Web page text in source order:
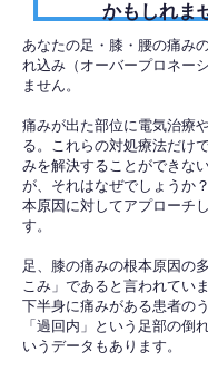
かもしれま
あなたの足・膝・腰の痛み
れ込み（オーバープロネー
ません。
痛みが出た部位に電気治療
る。これらの対処療法だけ
みを解決することができな
が、それはなぜでしょうか
本原因に対してアプローチ
す。
足、膝の痛みの根本原因の
こみ」であると言われていま
下半身に痛みがある患者の
「過回内」という足部の倒
いうデータもあります。